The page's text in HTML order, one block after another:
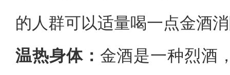
的人群可以适量喝一点金酒
温热身体： 金酒是一种烈酒